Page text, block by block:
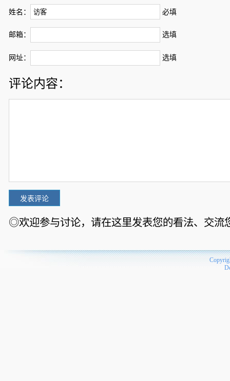
姓名： 必填
邮箱： 选填
网址： 选填
评论内容：
◎欢迎参与讨论，请在这里发表您的看法、交流